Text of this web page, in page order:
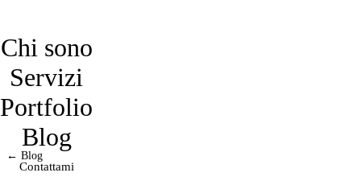
Chi sono
Servizi
Portfolio
Blog
Contattami
← Blog